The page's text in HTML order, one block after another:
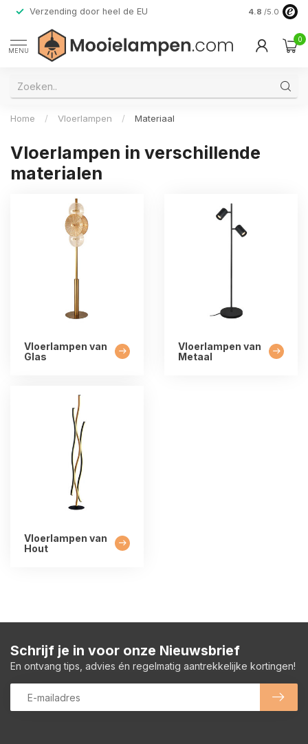
Verzending door heel de EU Alleen
4.8 /5.0
MENU
0
Home / Vloerlampen / Materiaal
Vloerlampen in verschillende
materialen
Vloerlampen van
Glas
Vloerlampen van
Metaal
Vloerlampen van
Hout
Schrijf je in voor onze Nieuwsbrief
En ontvang tips, advies én regelmatig aantrekkelijke kortingen!